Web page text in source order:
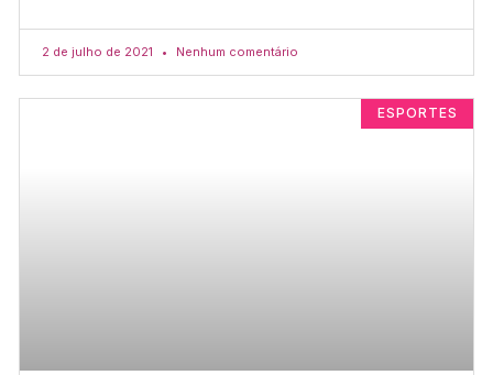
2 de julho de 2021 Nenhum comentário
ESPORTES